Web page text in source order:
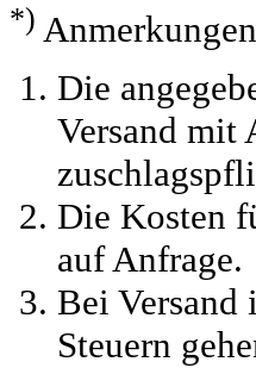
*)
Die
Versand mit
Die Kosten
auf Anfrage.
Bei
Steuern